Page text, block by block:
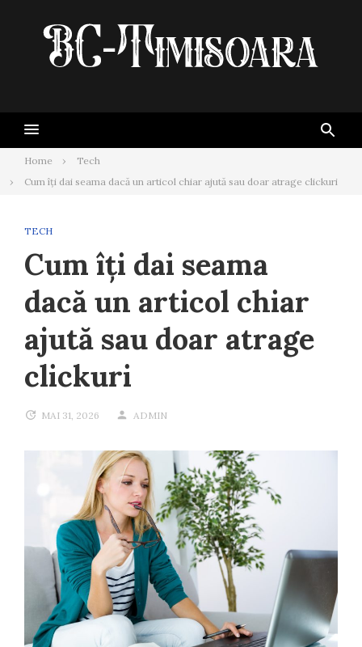
Home
Tech
Cum îți dai seama dacă un articol chiar ajută sau doar atrage clickuri
TECH
Cum îți dai seama
dacă un articol chiar
ajută sau doar atrage
clickuri
MAI 31, 2026 ADMIN